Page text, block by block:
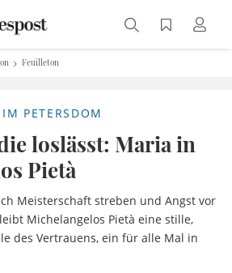
Feuilleton
PETERSDOM
loslässt: Maria in
Pietà
Meisterschaft streben und Angst vor
Michelangelos Pietà eine stille,
des Vertrauens, ein für alle Mal in